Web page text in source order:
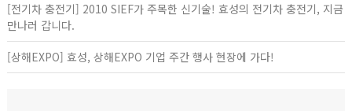
[전기차 충전기] 2010 SIEF가 주목한 신기술! 효성의 전기차 충전기, 지금
만나러 갑니다.
[상해EXPO] 효성, 상해EXPO 기업 주간 행사 현장에 가다!